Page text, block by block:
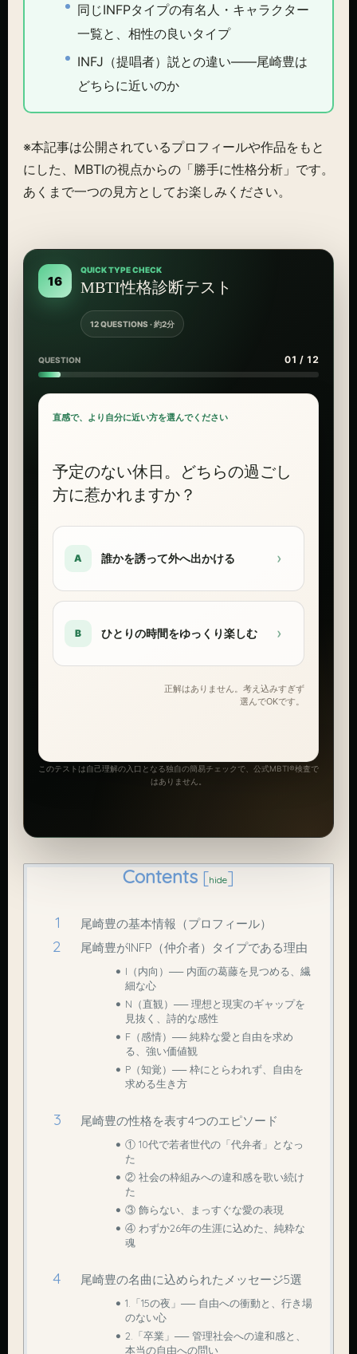
同じINFPタイプの有名人・キャラクター
一覧と、相性の良いタイプ
INFJ（提唱者）説との違い——尾崎豊は
どちらに近いのか
※本記事は公開されているプロフィールや作品をもと
にした、MBTIの視点からの「勝手に性格分析」です。
あくまで一つの見方としてお楽しみください。
16
QUICK TYPE CHECK
MBTI性格診断テスト
12 QUESTIONS · 約2分
QUESTION 01 / 12
直感で、より自分に近い方を選んでください
予定のない休日。どちらの過ごし
方に惹かれますか？
A 誰かを誘って外へ出かける ›
B ひとりの時間をゆっくり楽しむ ›
正解はありません。考え込みすぎず
選んでOKです。
このテストは自己理解の入口となる独自の簡易チェックで、公式MBTI®検査で
はありません。
Contents [hide]
尾崎豊の基本情報（プロフィール）
尾崎豊がINFP（仲介者）タイプである理由
I（内向）── 内面の葛藤を見つめる、繊
細な心
N（直観）── 理想と現実のギャップを
見抜く、詩的な感性
F（感情）── 純粋な愛と自由を求め
る、強い価値観
P（知覚）── 枠にとらわれず、自由を
求める生き方
尾崎豊の性格を表す4つのエピソード
① 10代で若者世代の「代弁者」となっ
た
② 社会の枠組みへの違和感を歌い続け
た
③ 飾らない、まっすぐな愛の表現
④ わずか26年の生涯に込めた、純粋な
魂
尾崎豊の名曲に込められたメッセージ5選
1.「15の夜」── 自由への衝動と、行き場
のない心
2.「卒業」── 管理社会への違和感と、
本当の自由への問い